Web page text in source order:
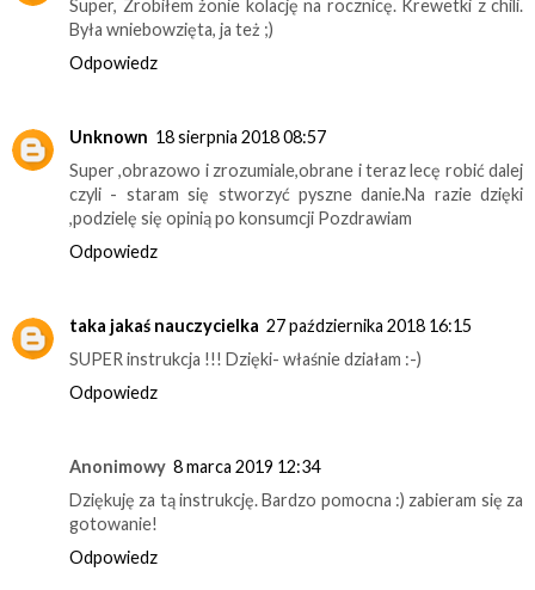
Super, Zrobiłem żonie kolację na rocznicę. Krewetki z chili.
Była wniebowzięta, ja też ;)
Odpowiedz
Unknown 18 sierpnia 2018 08:57
Super ,obrazowo i zrozumiale,obrane i teraz lecę robić dalej
czyli - staram się stworzyć pyszne danie.Na razie dzięki
,podzielę się opinią po konsumcji Pozdrawiam
Odpowiedz
taka jakaś nauczycielka 27 października 2018 16:15
SUPER instrukcja !!! Dzięki- właśnie działam :-)
Odpowiedz
Anonimowy 8 marca 2019 12:34
Dziękuję za tą instrukcję. Bardzo pomocna :) zabieram się za
gotowanie!
Odpowiedz